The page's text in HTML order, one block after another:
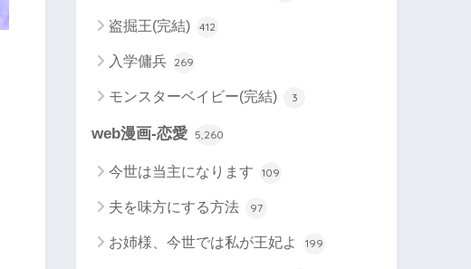
盗掘王(完結) 412
入学傭兵 269
モンスターベイビー(完結) 3
web漫画-恋愛 5,260
今世は当主になります 109
夫を味方にする方法 97
お姉様、今世では私が王妃よ 199